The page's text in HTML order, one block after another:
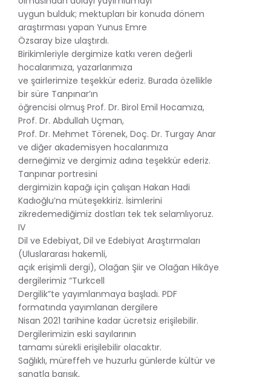
uygun bulduk; mektupları bir konuda dönem
araştırması yapan Yunus Emre
Özsaray bize ulaştırdı.
Birikimleriyle dergimize katkı veren değerli
hocalarımıza, yazarlarımıza
ve şairlerimize teşekkür ederiz. Burada özellikle
bir süre Tanpınar’ın
öğrencisi olmuş Prof. Dr. Birol Emil Hocamıza,
Prof. Dr. Abdullah Uçman,
Prof. Dr. Mehmet Törenek, Doç. Dr. Turgay Anar
ve diğer akademisyen hocalarımıza
derneğimiz ve dergimiz adına teşekkür ederiz.
Tanpınar portresini
dergimizin kapağı için çalışan Hakan Hadi
Kadıoğlu’na müteşekkiriz. İsimlerini
zikredemediğimiz dostları tek tek selamlıyoruz.
IV
Dil ve Edebiyat, Dil ve Edebiyat Araştırmaları
(Uluslararası hakemli,
açık erişimli dergi), Olağan Şiir ve Olağan Hikâye
dergilerimiz “Turkcell
Dergilik”te yayımlanmaya başladı. PDF
formatında yayımlanan dergilere
Nisan 2021 tarihine kadar ücretsiz erişilebilir.
Dergilerimizin eski sayılarının
tamamı sürekli erişilebilir olacaktır.
Sağlıklı, müreffeh ve huzurlu günlerde kültür ve
sanatla barışık,